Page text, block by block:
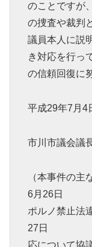
のことですが
の捜査や裁判
議員本人に説
き対応を行っ
の信頼回復に
平成29年7月4
市川市議会
（本事件の主
6月26日
ポルノ禁止法
27日 各派
応について協